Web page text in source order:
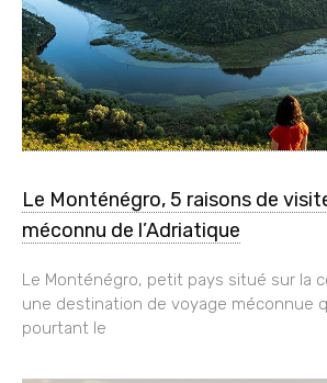
Le Monténégro, 5 raisons de
méconnu de l’Adriatique
Le Monténégro, petit pays situé sur la
une destination de voyage méconnue
pourtant le